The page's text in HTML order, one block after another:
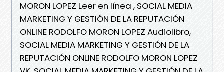
MORON LOPEZ Leer en línea , SOCIAL MEDIA
MARKETING Y GESTIÓN DE LA REPUTACIÓN
ONLINE RODOLFO MORON LOPEZ Audiolibro,
SOCIAL MEDIA MARKETING Y GESTIÓN DE LA
REPUTACIÓN ONLINE RODOLFO MORON LOPEZ